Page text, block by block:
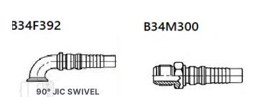
90° JIC SWIVEL